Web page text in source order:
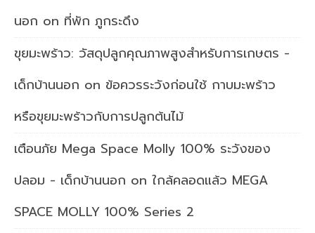
นอก on ที่พัก ภูกระดึง
ขุยมะพร้าว: วัสดุปลูกคุณภาพสูงสำหรับการเกษตร -
เด็กบ้านนอก on ข้อควรระวังก่อนใช้ กาบมะพร้าว
หรือขุยมะพร้าวกับการปลูกต้นไม้
เตือนภัย Mega Space Molly 100% ระวังของ
ปลอม - เด็กบ้านนอก on ใกล้คลอดแล้ว MEGA
SPACE MOLLY 100% Series 2